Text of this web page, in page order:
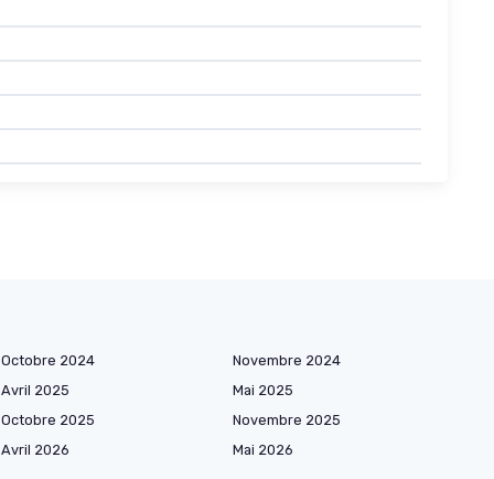
Octobre 2024
Novembre 2024
Avril 2025
Mai 2025
Octobre 2025
Novembre 2025
Avril 2026
Mai 2026